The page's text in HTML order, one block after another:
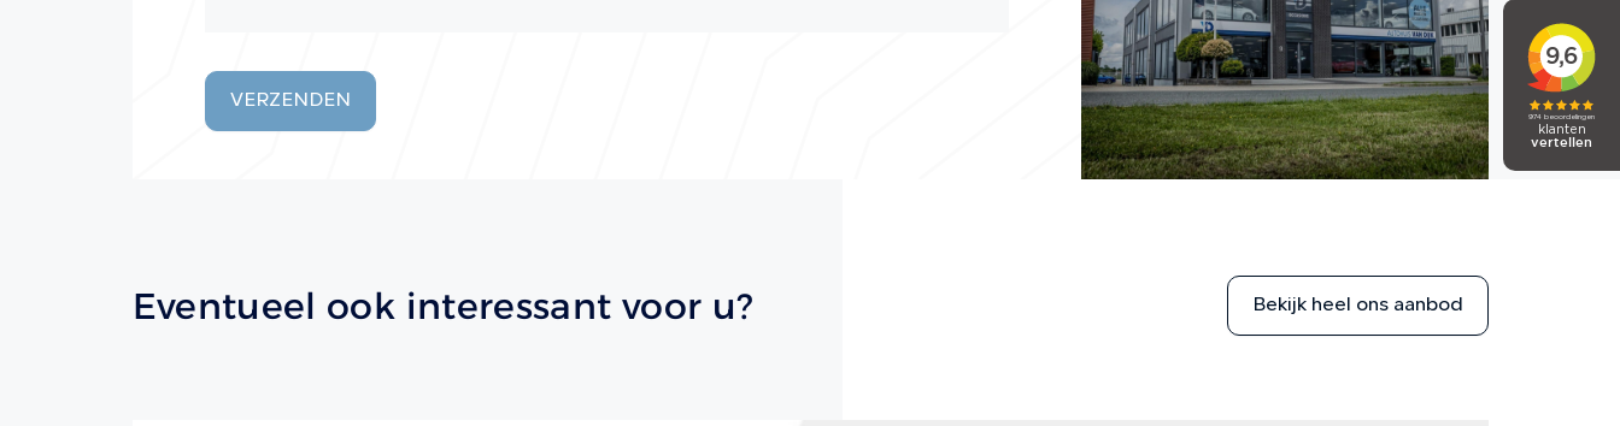
VERZENDEN
Eventueel ook interessant voor u? Bekijk heel ons aanbod